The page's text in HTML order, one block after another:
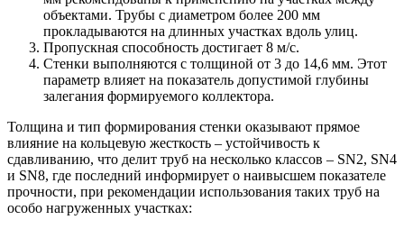
объектами. Трубы с диаметром более 200 мм
прокладываются на длинных участках вдоль улиц.
Пропускная способность достигает 8 м/с.
Стенки выполняются с толщиной от 3 до 14,6 мм. Этот
параметр влияет на показатель допустимой глубины
залегания формируемого коллектора.
Толщина и тип формирования стенки оказывают прямое
влияние на кольцевую жесткость – устойчивость к
сдавливанию, что делит труб на несколько классов – SN2, SN4
и SN8, где последний информирует о наивысшем показателе
прочности, при рекомендации использования таких труб на
особо нагруженных участках: